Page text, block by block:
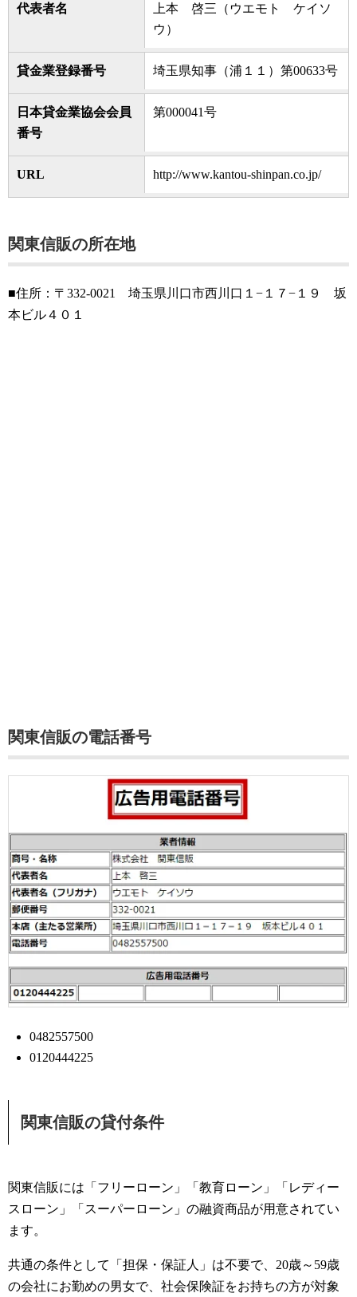
代表者名
上本 啓三（ウエモト ケイソ
ウ）
貸金業登録番号 埼玉県知事（浦１１）第00633号
日本貸金業協会会員
番号
第000041号
URL http://www.kantou-shinpan.co.jp/
関東信販の所在地
■住所：〒332-0021 埼玉県川口市西川口１−１７−１９ 坂
本ビル４０１
関東信販の電話番号
0482557500
0120444225
関東信販の貸付条件
関東信販には「フリーローン」「教育ローン」「レディー
スローン」「スーパーローン」の融資商品が用意されてい
ます。
共通の条件として「担保・保証人」は不要で、20歳～59歳
の会社にお勤めの男女で、社会保険証をお持ちの方が対象